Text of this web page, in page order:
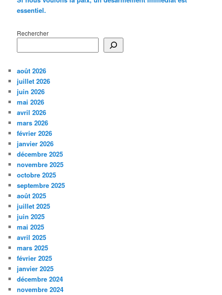
essentiel.
Rechercher
août 2026
juillet 2026
juin 2026
mai 2026
avril 2026
mars 2026
février 2026
janvier 2026
décembre 2025
novembre 2025
octobre 2025
septembre 2025
août 2025
juillet 2025
juin 2025
mai 2025
avril 2025
mars 2025
février 2025
janvier 2025
décembre 2024
novembre 2024